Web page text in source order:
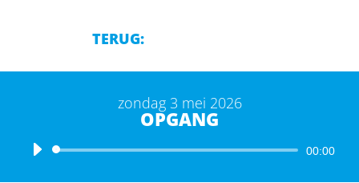
TERUG:
zondag 3 mei 2026
OPGANG
Audiospeler 00:00